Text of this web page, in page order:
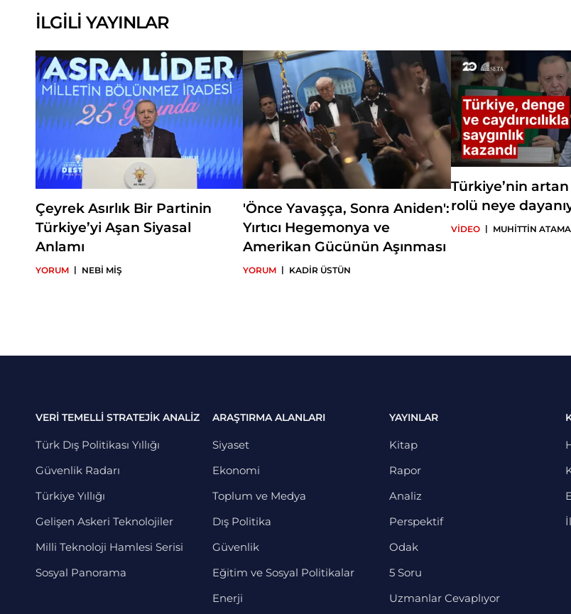
İLGİLİ YAYINLAR
Çeyrek Asırlık Bir Partinin
Türkiye’yi Aşan Siyasal
Anlamı
YORUM | NEBİ MİŞ
'Önce Yavaşça, Sonra Aniden':
Yırtıcı Hegemonya ve
Amerikan Gücünün Aşınması
YORUM | KADİR ÜSTÜN
Türkiye’nin
rolü neye
VİDEO | MUHİTTİN
VERİ TEMELLİ STRATEJİK ANALİZ
Türk Dış Politikası Yıllığı
Güvenlik Radarı
Türkiye Yıllığı
Gelişen Askeri Teknolojiler
Milli Teknoloji Hamlesi Serisi
Sosyal Panorama
ARAŞTIRMA ALANLARI
Siyaset
Ekonomi
Toplum ve Medya
Dış Politika
Güvenlik
Eğitim ve Sosyal Politikalar
Enerji
YAYINLAR
Kitap
Rapor
Analiz
Perspektif
Odak
5 Soru
Uzmanlar Cevaplıyor